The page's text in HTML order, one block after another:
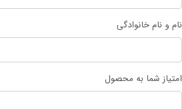
نام و نام خانوادگی
امتیاز شما به محصول